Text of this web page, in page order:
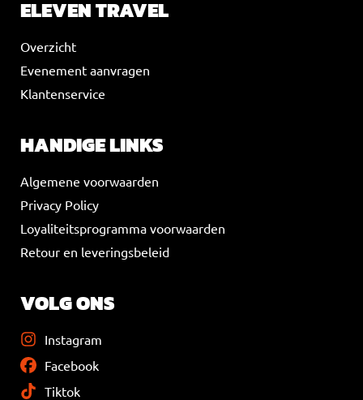
ELEVEN TRAVEL
Overzicht
Evenement aanvragen
Klantenservice
HANDIGE LINKS
Algemene voorwaarden
Privacy Policy
Loyaliteitsprogramma voorwaarden
Retour en leveringsbeleid
VOLG ONS
Instagram
Facebook
Tiktok